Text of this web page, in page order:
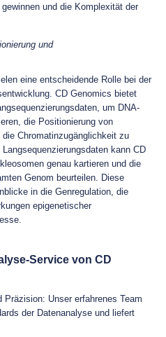
und die Komplexität der
und
eine entscheidende Rolle bei der
CD Genomics bietet
um DNA-
die Positionierung von
Chromatinzugänglichkeit zu
kann CD
genau kartieren und die
Genom beurteilen. Diese
in die Genregulation, die
epigenetischer
Service von CD
Unser erfahrenes Team
der Datenanalyse und liefert